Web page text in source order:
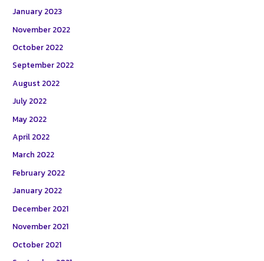
January 2023
November 2022
October 2022
September 2022
August 2022
July 2022
May 2022
April 2022
March 2022
February 2022
January 2022
December 2021
November 2021
October 2021